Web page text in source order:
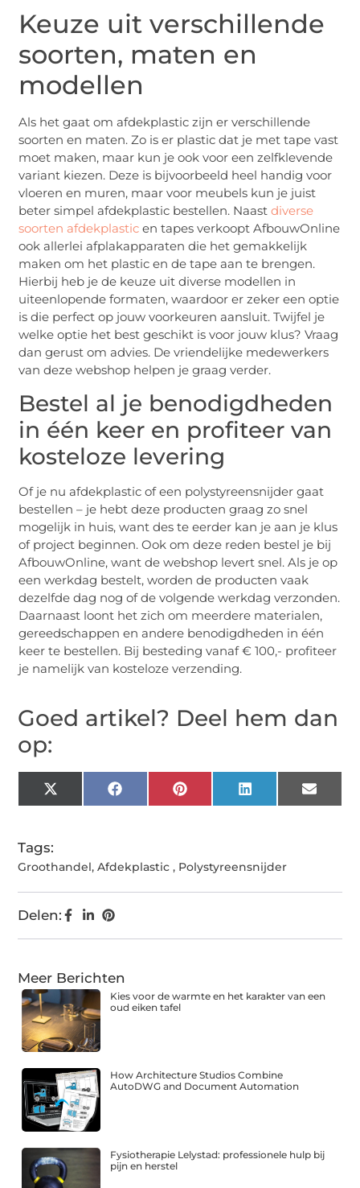
Keuze uit verschillende
soorten, maten en
modellen
Als het gaat om afdekplastic zijn er verschillende
soorten en maten. Zo is er plastic dat je met tape vast
moet maken, maar kun je ook voor een zelfklevende
variant kiezen. Deze is bijvoorbeeld heel handig voor
vloeren en muren, maar voor meubels kun je juist
beter simpel afdekplastic bestellen. Naastdiverse
soorten afdekplastic en tapes verkoopt AfbouwOnline
ook allerlei afplakapparaten die het gemakkelijk
maken om het plastic en de tape aan te brengen.
Hierbij heb je de keuze uit diverse modellen in
uiteenlopende formaten, waardoor er zeker een optie
is die perfect op jouw voorkeuren aansluit. Twijfel je
welke optie het best geschikt is voor jouw klus? Vraag
dan gerust om advies. De vriendelijke medewerkers
van deze webshop helpen je graag verder.
Bestel al je benodigdheden
in één keer en profiteer van
kosteloze levering
Of je nu afdekplastic of een polystyreensnijder gaat
bestellen – je hebt deze producten graag zo snel
mogelijk in huis, want des te eerder kan je aan je klus
of project beginnen. Ook om deze reden bestel je bij
AfbouwOnline, want de webshop levert snel. Als je op
een werkdag bestelt, worden de producten vaak
dezelfde dag nog of de volgende werkdag verzonden.
Daarnaast loont het zich om meerdere materialen,
gereedschappen en andere benodigdheden in één
keer te bestellen. Bij besteding vanaf € 100,- profiteer
je namelijk van kosteloze verzending.
Goed artikel? Deel hem dan
op:
X
(Twitter)
FacebookPinterestLinkedIn Email
Tags:
Groothandel,Afdekplastic , Polystyreensnijder
Delen:
Meer Berichten
Kies voor de warmte en het karakter van een
oud eiken tafel
How Architecture Studios Combine
AutoDWG and Document Automation
Fysiotherapie Lelystad: professionele hulp bij
pijn en herstel